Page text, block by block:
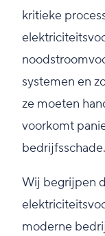
kritieke
systemen en
ze moeten
voorkomt
bedrijfsschade.
Wij begrijpen
moderne